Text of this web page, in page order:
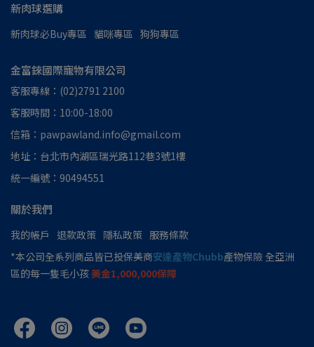
新肉球選購
新肉球必Buy專區 貓咪專區 狗狗專區
金富錸國際寵物有限公司
客服專線：(02)2791 2100
客服時間：10:00-18:00
信箱：pawpawland.info@gmail.com
地址：台北市內湖區瑞光路112巷3號1樓
統一編號：90494551
關於我們
我的帳戶 退款政策 隱私政策 服務條款
*本公司全系列商品皆已投保美商安達產物Chubb產物保險 全亞洲
區的每一隻毛小孩美金1,000,000保障